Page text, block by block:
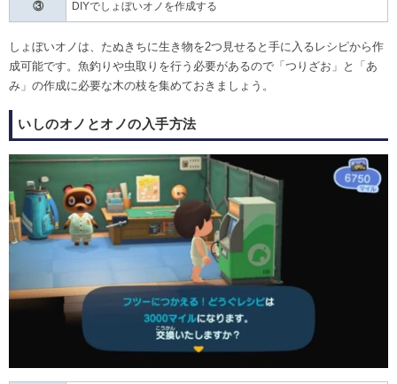
③ DIYでしょぼいオノを作成する
しょぼいオノは、たぬきちに生き物を2つ見せると手に入るレシピから作
成可能です。魚釣りや虫取りを行う必要があるので「つりざお」と「あ
み」の作成に必要な木の枝を集めておきましょう。
いしのオノとオノの入手方法